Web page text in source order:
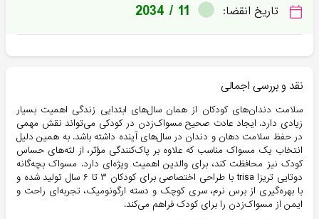
تاریخ انقضا: 2034 / 11
نقد و بررسی اجمالی
سلامت دندان‌های کودکان از همان سال‌های ابتدایی زندگی اهمیت بسیار
زیادی دارد. ایجاد عادت صحیح مسواک‌زدن در کودکی می‌تواند نقش مهمی
در حفظ سلامت دهان و دندان در سال‌های آینده داشته باشد. به همین دلیل
انتخاب یک مسواک مناسب که علاوه بر پاک‌کنندگی مؤثر، از لثه‌های حساس
کودک نیز محافظت کند، برای والدین اهمیت ویژه‌ای دارد. مسواک بچه‌گانه
دوتایی تریزا trisa با طراحی اختصاصی برای کودکان ۳ تا ۶ سال تولید شده و
با بهره‌گیری از برس نرم، سری کوچک و دسته ارگونومیک، تجربه‌ای راحت و
ایمن از مسواک‌زدن را برای کودک فراهم می‌کند.